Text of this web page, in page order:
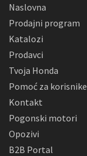
Naslovna
Prodajni program
Katalozi
Prodavci
Tvoja Honda
Pomoć za korisnike
Kontakt
Pogonski motori
Opozivi
B2B Portal